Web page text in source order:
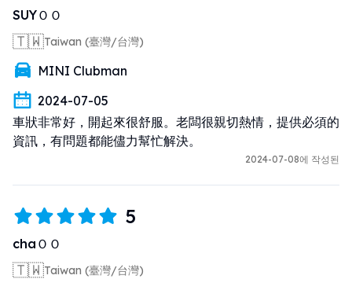
SUYＯＯ
🇹🇼Taiwan (臺灣/台灣)
MINI Clubman
2024-07-05
車狀非常好，開起來很舒服。老闆很親切熱情，提供必須的
資訊，有問題都能儘力幫忙解決。
2024-07-08에 작성된
5
chaＯＯ
🇹🇼Taiwan (臺灣/台灣)